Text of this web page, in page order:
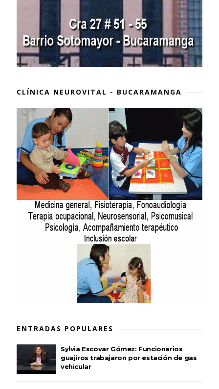
CLÍNICA NEUROVITAL - BUCARAMANGA
ENTRADAS POPULARES
Sylvia Escovar Gómez: Funcionarios
guajiros trabajaron por estación de gas
vehicular